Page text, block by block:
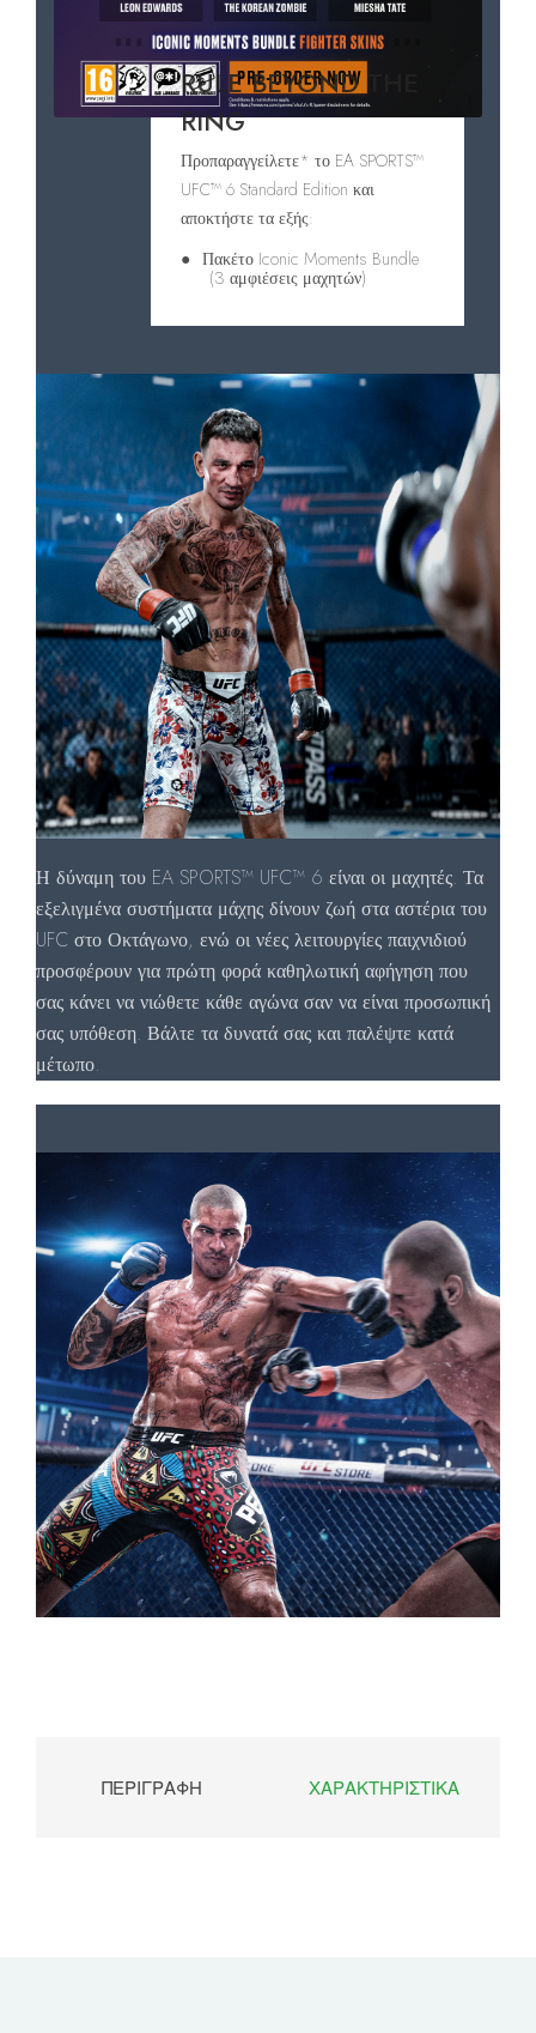
RULE BEYOND THE
RING
Προπαραγγείλετε* το EA SPORTS™
UFC™ 6 Standard Edition και
αποκτήστε τα εξής:
● Πακέτο Iconic Moments Bundle
(3 αμφιέσεις μαχητών)
Η δύναμη του EA SPORTS™ UFC™ 6 είναι οι μαχητές. Τα
εξελιγμένα συστήματα μάχης δίνουν ζωή στα αστέρια του
UFC στο Οκτάγωνο, ενώ οι νέες λειτουργίες παιχνιδιού
προσφέρουν για πρώτη φορά καθηλωτική αφήγηση που
σας κάνει να νιώθετε κάθε αγώνα σαν να είναι προσωπική
σας υπόθεση. Βάλτε τα δυνατά σας και παλέψτε κατά
μέτωπο.
ΠΕΡΙΓΡΑΦΉ ΧΑΡΑΚΤΗΡΙΣΤΙΚΆ